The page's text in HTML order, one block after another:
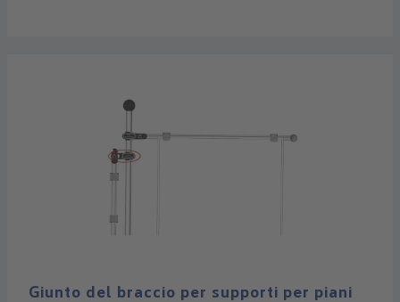
Giunto del braccio per supporti per piani